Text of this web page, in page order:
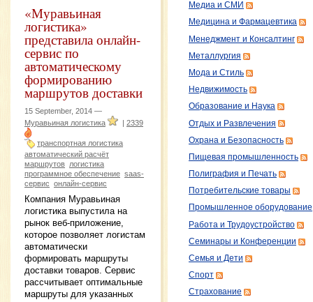
«Муравьиная
логистика»
представила онлайн-
сервис по
автоматическому
формированию
маршрутов доставки
15 September, 2014 —
Муравьиная логистика
| 2339
транспортная логистика
автоматический расчёт
маршрутов логистика
программное обеспечение saas-
сервис онлайн-сервис
Компания Муравьиная
логистика выпустила на
рынок веб-приложение,
которое позволяет логистам
автоматически
формировать маршруты
доставки товаров. Сервис
рассчитывает оптимальные
маршруты для указанных
Медиа и СМИ
Медицина и Фармацевтика
Менеджмент и Консалтинг
Металлургия
Мода и Стиль
Недвижимость
Образование и Наука
Отдых и Развлечения
Охрана и Безопасность
Пищевая промышленность
Полиграфия и Печать
Потребительские товары
Промышленное оборудование
Работа и Трудоустройство
Семинары и Конференции
Семья и Дети
Спорт
Страхование